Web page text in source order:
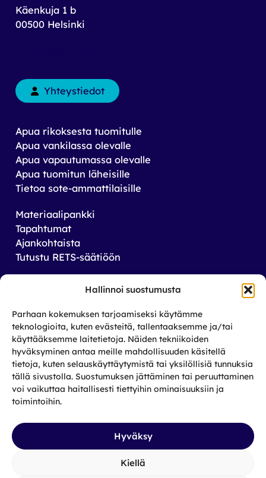
Hallinnoi suostumusta
Parhaan kokemuksen tarjoamiseksi käytämme
teknologioita, kuten evästeitä, tallentaaksemme ja/tai
käyttääksemme laitetietoja. Näiden tekniikoiden
hyväksyminen antaa meille mahdollisuuden käsitellä
tietoja, kuten selauskäyttäytymistä tai yksilöllisiä tunnuksia
tällä sivustolla. Suostumuksen jättäminen tai peruuttaminen
voi vaikuttaa haitallisesti tiettyihin ominaisuuksiin ja
toimintoihin.
Hyväksy
Kiellä
Käenkuja 1 b
00500 Helsinki
Yhteystiedot
Apua rikoksesta tuomitulle
Apua vankilassa olevalle
Apua vapautumassa olevalle
Apua tuomitun läheisille
Tietoa sote-ammattilaisille
Materiaalipankki
Tapahtumat
Ajankohtaista
Tutustu RETS-säätiöön
Tilaa uutiskirjeemme
Saat tiedon tulevista tapahtumista sekä
toiminnastamme rikos­taustaisten ja heidän
läheistensä aseman parantamiseksi.
Tilaa
Facebook
X Instagram
LinkedIn